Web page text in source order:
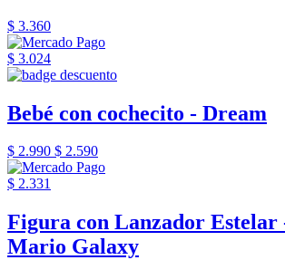
$ 3.360
$ 3.024
Bebé con cochecito - Dream
$ 2.990 $ 2.590
$ 2.331
Figura con Lanzador Estelar
Mario Galaxy